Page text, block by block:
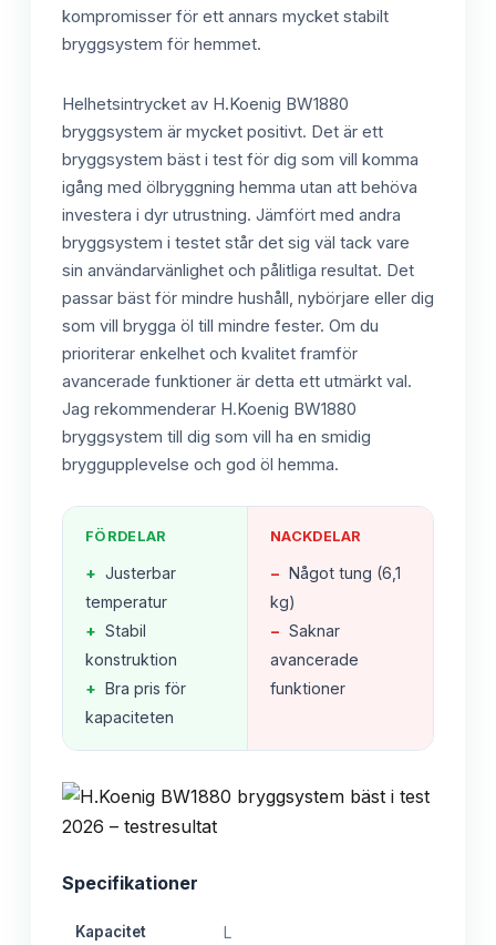
kompromisser för ett annars mycket stabilt
bryggsystem för hemmet.
Helhetsintrycket av H.Koenig BW1880
bryggsystem är mycket positivt. Det är ett
bryggsystem bäst i test för dig som vill komma
igång med ölbryggning hemma utan att behöva
investera i dyr utrustning. Jämfört med andra
bryggsystem i testet står det sig väl tack vare
sin användarvänlighet och pålitliga resultat. Det
passar bäst för mindre hushåll, nybörjare eller dig
som vill brygga öl till mindre fester. Om du
prioriterar enkelhet och kvalitet framför
avancerade funktioner är detta ett utmärkt val.
Jag rekommenderar H.Koenig BW1880
bryggsystem till dig som vill ha en smidig
bryggupplevelse och god öl hemma.
FÖRDELAR
+ Justerbar
temperatur
+ Stabil
konstruktion
+ Bra pris för
kapaciteten
NACKDELAR
− Något tung (6,1
kg)
− Saknar
avancerade
funktioner
Specifikationer
Kapacitet L